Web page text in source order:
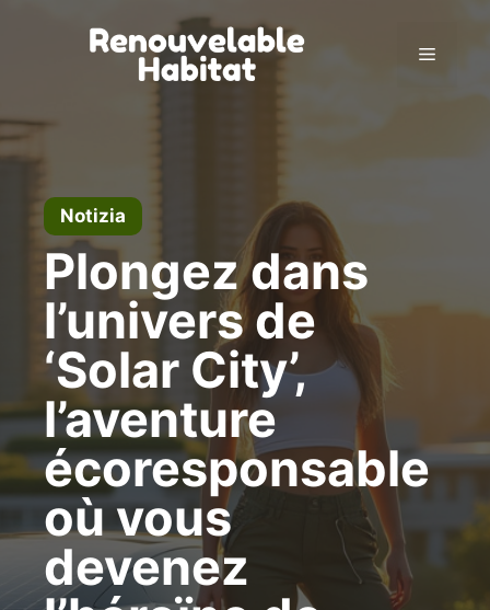
Menu
Notizia
Plongez dans
l’univers de
‘Solar City’,
l’aventure
écoresponsable
où vous
devenez